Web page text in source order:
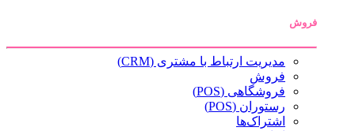
فروش
مدیریت ارتباط با مشتری (CRM)
فروش
فروشگاهی (POS)
رستوران (POS)
اشتراک‌ها